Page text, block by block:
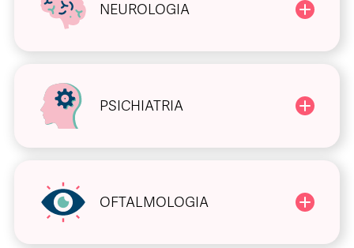
NEUROLOGIA
PSICHIATRIA
OFTALMOLOGIA